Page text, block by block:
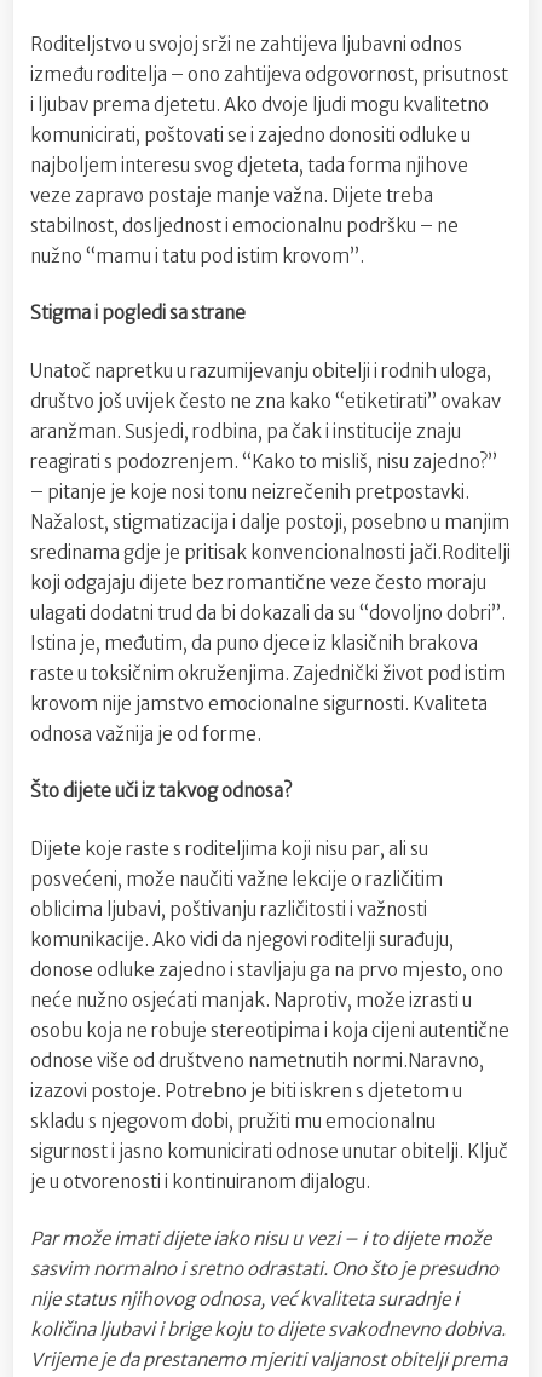
Roditeljstvo u svojoj srži ne zahtijeva ljubavni odnos
između roditelja – ono zahtijeva odgovornost, prisutnost
i ljubav prema djetetu. Ako dvoje ljudi mogu kvalitetno
komunicirati, poštovati se i zajedno donositi odluke u
najboljem interesu svog djeteta, tada forma njihove
veze zapravo postaje manje važna. Dijete treba
stabilnost, dosljednost i emocionalnu podršku – ne
nužno “mamu i tatu pod istim krovom”.
Stigma i pogledi sa strane
Unatoč napretku u razumijevanju obitelji i rodnih uloga,
društvo još uvijek često ne zna kako “etiketirati” ovakav
aranžman. Susjedi, rodbina, pa čak i institucije znaju
reagirati s podozrenjem. “Kako to misliš, nisu zajedno?”
– pitanje je koje nosi tonu neizrečenih pretpostavki.
Nažalost, stigmatizacija i dalje postoji, posebno u manjim
sredinama gdje je pritisak konvencionalnosti jači.Roditelji
koji odgajaju dijete bez romantične veze često moraju
ulagati dodatni trud da bi dokazali da su “dovoljno dobri”.
Istina je, međutim, da puno djece iz klasičnih brakova
raste u toksičnim okruženjima. Zajednički život pod istim
krovom nije jamstvo emocionalne sigurnosti. Kvaliteta
odnosa važnija je od forme.
Što dijete uči iz takvog odnosa?
Dijete koje raste s roditeljima koji nisu par, ali su
posvećeni, može naučiti važne lekcije o različitim
oblicima ljubavi, poštivanju različitosti i važnosti
komunikacije. Ako vidi da njegovi roditelji surađuju,
donose odluke zajedno i stavljaju ga na prvo mjesto, ono
neće nužno osjećati manjak. Naprotiv, može izrasti u
osobu koja ne robuje stereotipima i koja cijeni autentične
odnose više od društveno nametnutih normi.Naravno,
izazovi postoje. Potrebno je biti iskren s djetetom u
skladu s njegovom dobi, pružiti mu emocionalnu
sigurnost i jasno komunicirati odnose unutar obitelji. Ključ
je u otvorenosti i kontinuiranom dijalogu.
Par može imati dijete iako nisu u vezi – i to dijete može
sasvim normalno i sretno odrastati. Ono što je presudno
nije status njihovog odnosa, već kvaliteta suradnje i
količina ljubavi i brige koju to dijete svakodnevno dobiva.
Vrijeme je da prestanemo mjeriti valjanost obitelji prema